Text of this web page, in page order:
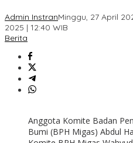
Admin InstranMinggu, 27 April
2025 | 12:40 WIB
Berita
Anggota Komite Badan
Bumi (BPH Migas) Abdul